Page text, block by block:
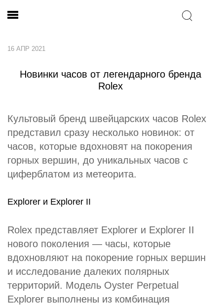
16 АПР 2021
Новинки часов от легендарного бренда
Rolex
Культовый бренд швейцарских часов Rolex
представил сразу несколько новинок: от
часов, которые вдохновят на покорения
горных вершин, до уникальных часов с
циферблатом из метеорита.
Explorer и Explorer II
Rolex представляет Explorer и Explorer II
нового поколения — часы, которые
вдохновляют на покорение горных вершин
и исследование далеких полярных
территорий. Модель Oyster Perpetual
Explorer выполнены из комбинация